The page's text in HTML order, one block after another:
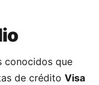
conocidos que
de crédito Visa